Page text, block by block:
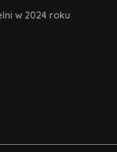
w 2024 roku